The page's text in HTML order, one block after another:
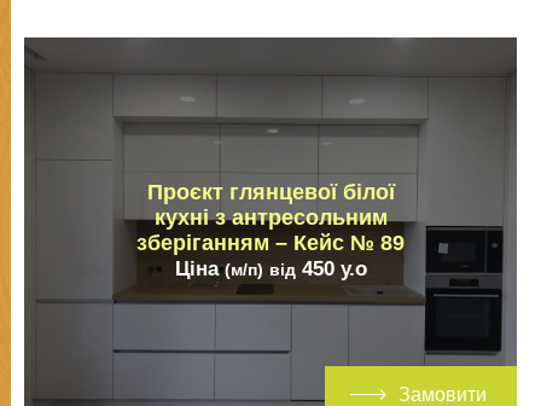
Проєкт глянцевої білої
кухні з антресольним
зберіганням – Кейс № 89
Ціна(м/п) від450 у.о
Замовити